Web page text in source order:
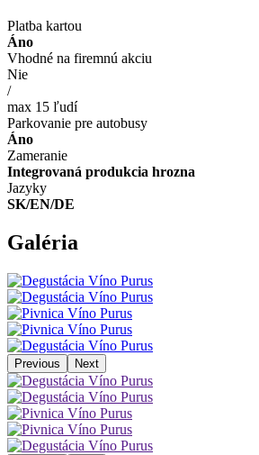
Platba kartou
Áno
Vhodné na firemnú akciu
Nie
/
max 15 ľudí
Parkovanie pre autobusy
Áno
Zameranie
Integrovaná produkcia hrozna
Jazyky
SK/EN/DE
Galéria
Previous Next